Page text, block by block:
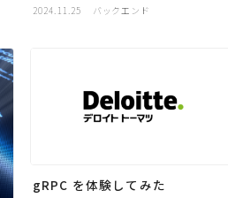
2024.11.25 バックエンド
gRPC を体験してみた